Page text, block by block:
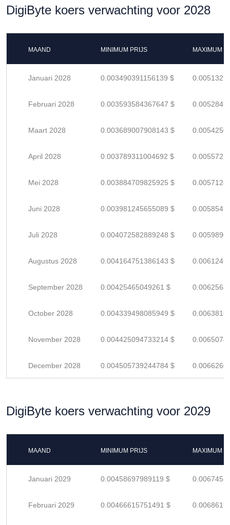
DigiByte koers verwachting voor 2028
MAAND MINIMUM PRIJS MAXIMUM
Januari 2028 0.003490391156139 $
Februari 2028 0.003593584367647 $
Maart 2028 0.003689007908143 $
April 2028 0.003789311004692 $
Mei 2028 0.003884709825925 $
Juni 2028 0.003981245655089 $
Juli 2028 0.004072582889248 $
Augustus 2028 0.004164751386143 $
September 2028 0.00425465049261 $
October 2028 0.004339498085949 $
November 2028 0.004425094733214 $
December 2028 0.004505739244784 $
DigiByte koers verwachting voor 2029
MAAND MINIMUM PRIJS MAXIMUM
Januari 2029 0.00458697989119 $
Februari 2029 0.00466615751491 $